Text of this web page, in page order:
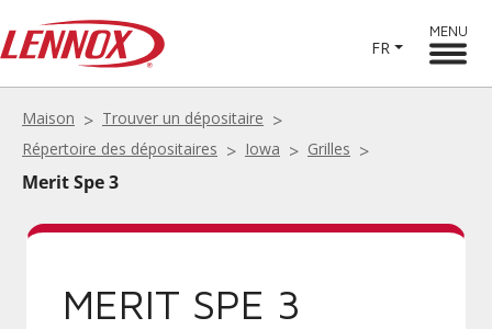
FR
MENU
Maison
Trouver un dépositaire
Répertoire des dépositaires
Iowa Grilles
Merit Spe 3
MERIT SPE 3